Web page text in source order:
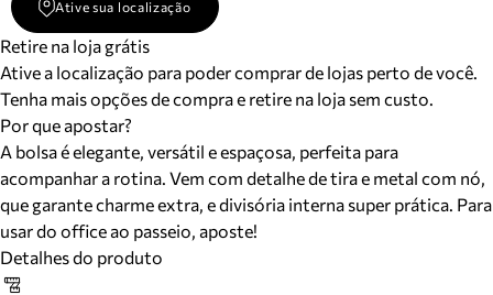
Ative sua localização
Retire na loja grátis
Ative a localização para poder comprar de lojas perto de você.
Tenha mais opções de compra e retire na loja sem custo.
Por que apostar?
A bolsa é elegante, versátil e espaçosa, perfeita para
acompanhar a rotina. Vem com detalhe de tira e metal com nó,
que garante charme extra, e divisória interna super prática. Para
usar do office ao passeio, aposte!
Detalhes do produto